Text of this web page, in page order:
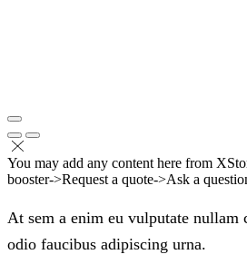
You may add any content here from
booster->Request a quote->Ask a
At sem a enim eu vulputate
odio faucibus adipiscing urna.